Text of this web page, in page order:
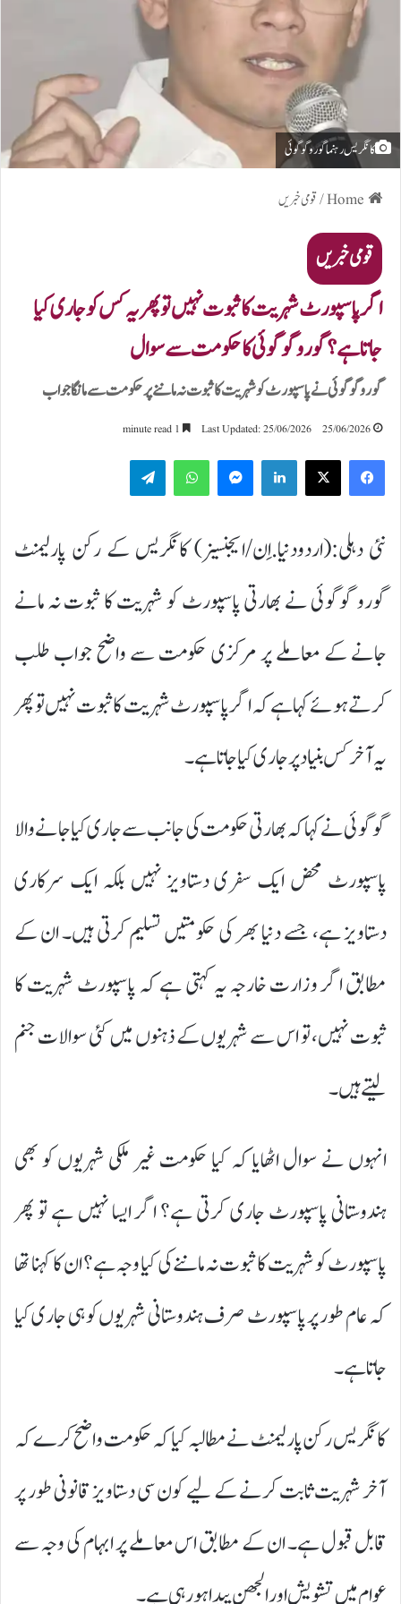
کانگریس رہنما گورو گوگوئی
/قومی خبریں
قومی خبریں
اگر پاسپورٹ شہریت کا ثبوت نہیں تو پھر یہ کس کو جاری کیا
جاتا ہے؟ گورو گوگوئی کا حکومت سے سوال
گورو گوگوئی نے پاسپورٹ کو شہریت کا ثبوت نہ ماننے پر حکومت سے مانگا جواب
25/06/2026
Last Updated: 25/06/2026
LinkedIn
WhatsApp
نئی دہلی:(اردودنیا.اِن/ایجنسیز) کانگریس کے رکن پارلیمنٹ
گورو گوگوئی نے بھارتی پاسپورٹ کو شہریت کا ثبوت نہ مانے
جانے کے معاملے پر مرکزی حکومت سے واضح جواب طلب
کرتے ہوئے کہا ہے کہ اگر پاسپورٹ شہریت کا ثبوت نہیں تو پھر
یہ آخر کس بنیاد پر جاری کیا جاتا ہے۔
گوگوئی نے کہا کہ بھارتی حکومت کی جانب سے جاری کیا جانے والا
پاسپورٹ محض ایک سفری دستاویز نہیں بلکہ ایک سرکاری
دستاویز ہے، جسے دنیا بھر کی حکومتیں تسلیم کرتی ہیں۔ ان کے
مطابق اگر وزارت خارجہ یہ کہتی ہے کہ پاسپورٹ شہریت کا
ثبوت نہیں، تو اس سے شہریوں کے ذہنوں میں کئی سوالات جنم
لیتے ہیں۔
انہوں نے سوال اٹھایا کہ کیا حکومت غیر ملکی شہریوں کو بھی
ہندوستانی پاسپورٹ جاری کرتی ہے؟ اگر ایسا نہیں ہے تو پھر
پاسپورٹ کو شہریت کا ثبوت نہ ماننے کی کیا وجہ ہے؟ ان کا کہنا تھا
کہ عام طور پر پاسپورٹ صرف ہندوستانی شہریوں کو ہی جاری کیا
جاتا ہے۔
کانگریس رکن پارلیمنٹ نے مطالبہ کیا کہ حکومت واضح کرے کہ
آخر شہریت ثابت کرنے کے لیے کون سی دستاویز قانونی طور پر
قابل قبول ہے۔ ان کے مطابق اس معاملے پر ابہام کی وجہ سے
عوام میں تشویش اور الجھن پیدا ہو رہی ہے۔